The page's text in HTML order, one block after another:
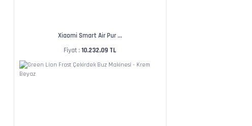
Xiaomi Smart Air Pur ...
Fiyat : 10.232,09 TL